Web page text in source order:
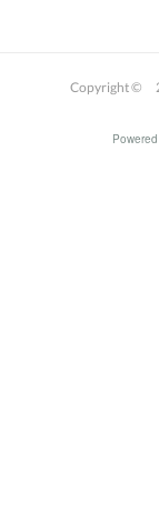
Copyright ©